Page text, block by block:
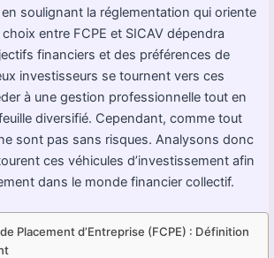
soulignant la réglementation qui oriente
entre FCPE et SICAV dépendra
financiers et des préférences de
investisseurs se tournent vers ces
à une gestion professionnelle tout en
diversifié. Cependant, comme tout
sont pas sans risques. Analysons donc
ces véhicules d’investissement afin
dans le monde financier collectif.
Placement d’Entreprise (FCPE) : Définition